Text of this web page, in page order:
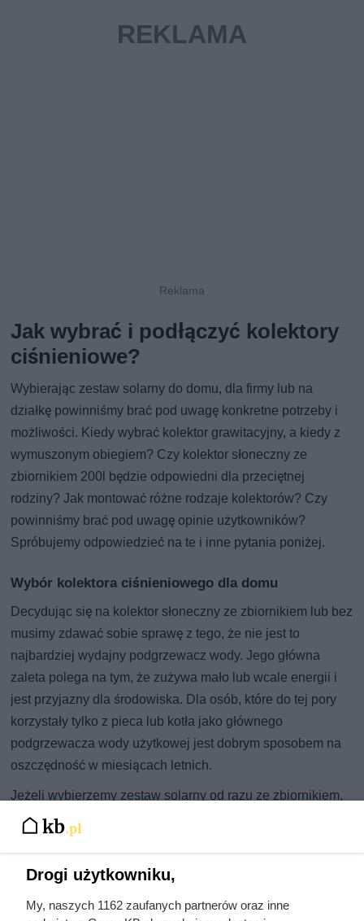
Jak wybrać i podłączyć kolektory
ciśnieniowe?
Wybierając zestaw solarny do domu, dla firmy lub na
działkę powinniśmy brać pod uwagę konkretne potrzeby i
możliwości. Kiedy wybrać kolektor grawitacyjny, a kiedy z
wymuszonym obiegiem? Czy kolektor słoneczny ze
zbiornikiem 200l będzie odpowiedni dla przeciętnej
rodziny? Jak montować różne rodzaje kolektorów? Czy
powinniśmy brać pod uwagę opinie użytkowników?
Spróbujemy odpowiedzieć na te i inne pytania poniżej.
Wybór kolektora ciśnieniowego dla domu
Decydując się na kolektor słoneczny ze zbiornikiem lub bez
musimy zdawać sobie sprawę z tego, że nie jest to
najbardziej wydajny podgrzewacz wody. Jego główna
zaleta polega na tym, że zużywa mało lub wcale energii i
jest przyjazny dla środowiska. Dla osób, które do tej pory
korzystały tylko z pieca lub kotła jako głównego
podgrzewacza wody użytkowej jest dobrym sposobem na
oszczędność w miesiącach letnich.
Jeżeli wybierzemy zestaw solarny od razu ze zbiornikiem,
to możemy go używać niezależnie od zbiornika
podłączonego do innego źródła ogrzewania. Szczególnie
niezależny zestaw. Wówczas nie potrzeba zbiornika, który
zaspokoiłby potrzeby rodziny przez cały rok, a jedynie taki,
Drogi użytkowniku,
My, naszych 1162 zaufanych partnerów oraz inne